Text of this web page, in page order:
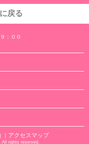
戻る
：００
｜アクセスマップ
All rights reserved.